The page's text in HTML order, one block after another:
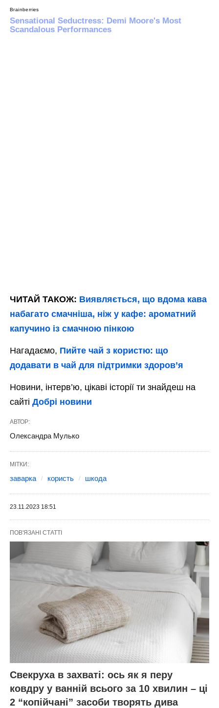
ЧИТАЙ ТАКОЖ: Виявляється, що вдома кава
набагато смачніша, ніж у кафе: ароматний
капучино із смачною пінкою
Нагадаємо, Пийте чай з користю: що
додавати в чай для підтримки здоров’я
Новини, інтерв’ю, цікаві історії ти знайдеш на
сайті Добрі новини
АВТОР:
Олександра Мулько
МІТКИ:
заварка користь шкода
23.11.2023 18:51
ПОВ'ЯЗАНІ СТАТТІ
Свекруха в захваті: ось як я перу
ковдру у ванній всього за 10 хвилин – ці
2 “копійчані” засоби творять дива